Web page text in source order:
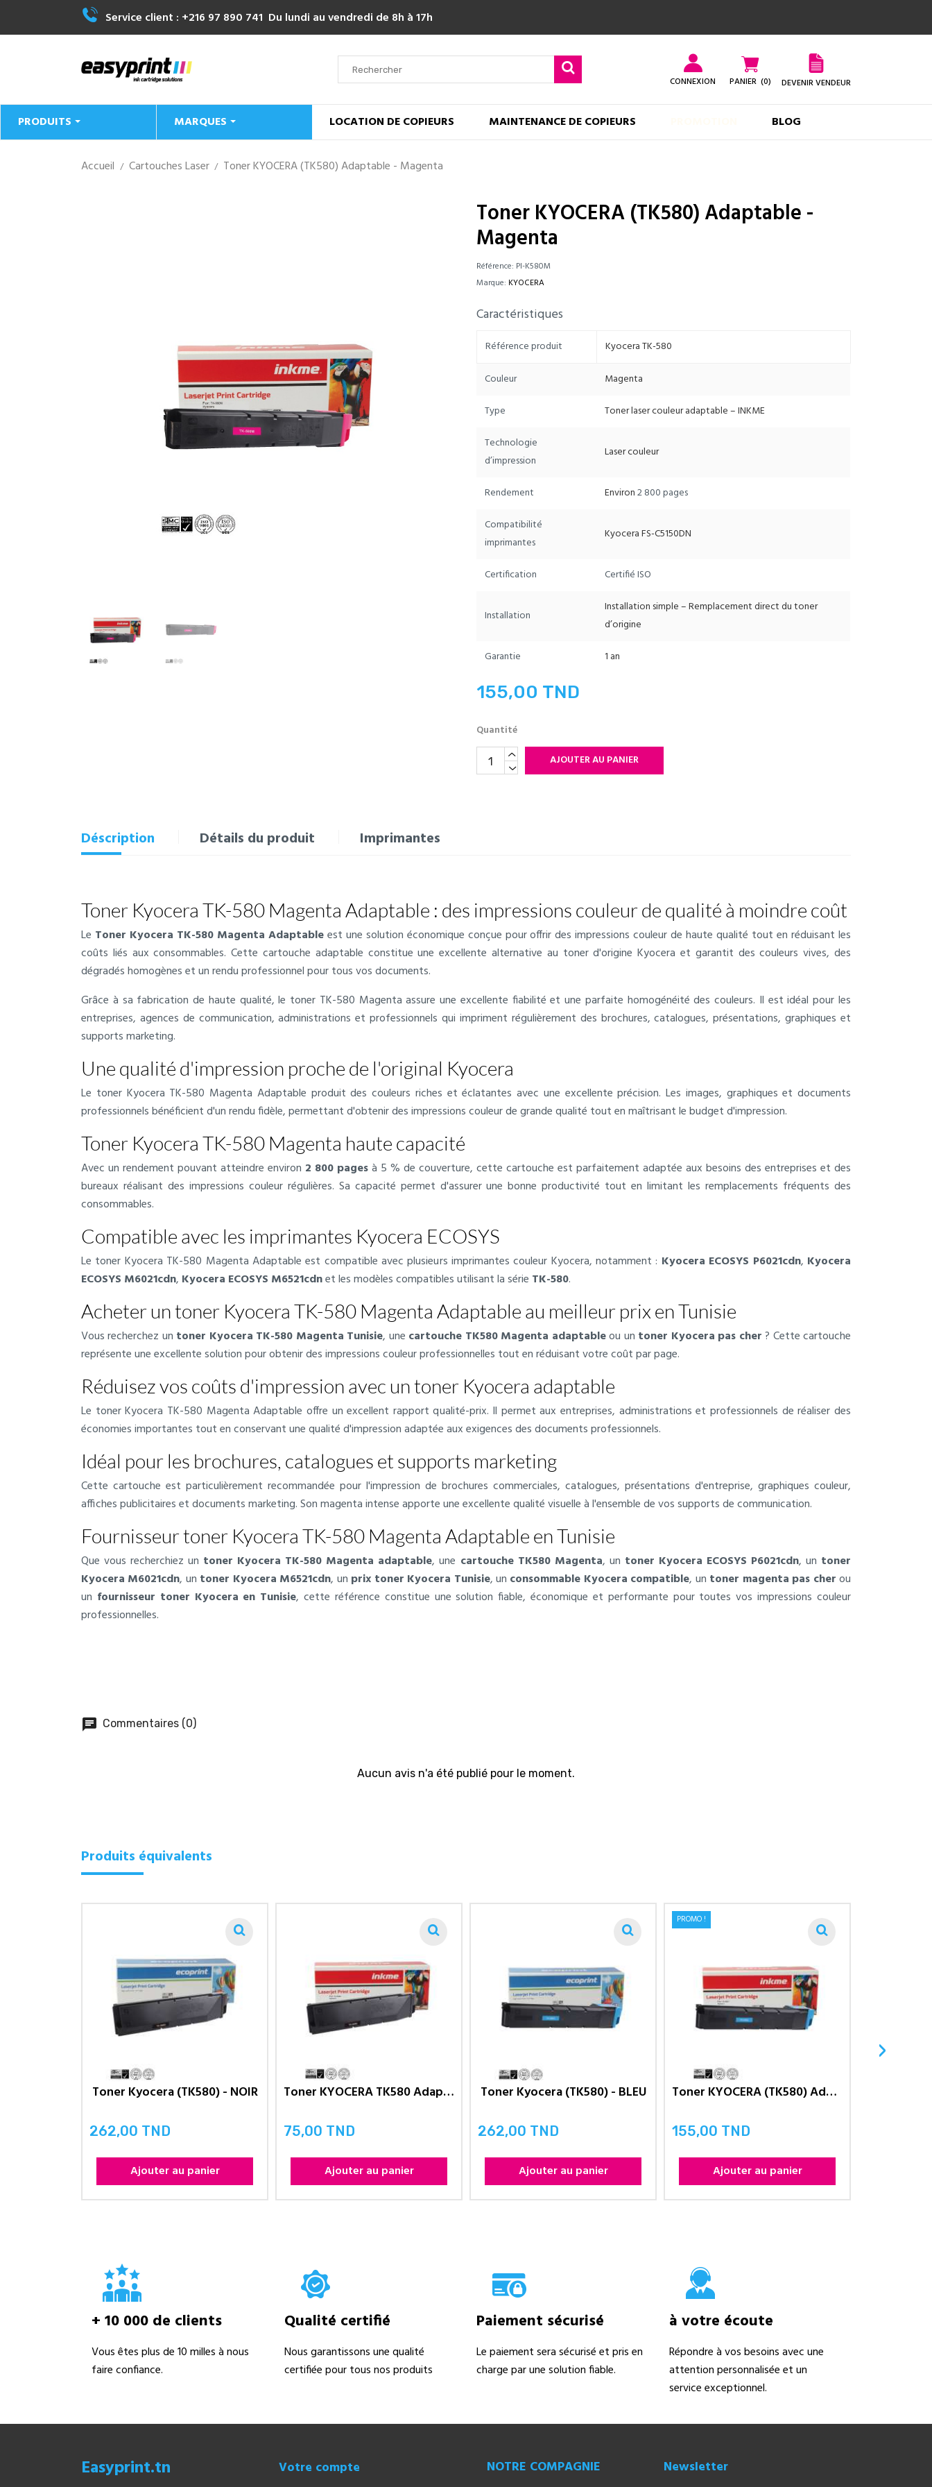
Service client : +216 97 890 741 Du lundi au vendredi de 8h à 17h
CONNEXION PANIER (0) DEVENIR VENDEUR
PRODUITS MARQUES LOCATION DE COPIEURS MAINTENANCE DE COPIEURS BLOG
Accueil Cartouches Laser Toner KYOCERA (TK580) Adaptable - Magenta
Toner KYOCERA (TK580) Adaptable -
Magenta
Référence: PI-K580M
Marque: KYOCERA
Caractéristiques
Référence produit Kyocera TK-580
Couleur
Magenta
Type
Toner laser couleur adaptable – INKME
Technologie
d’impression
Laser couleur
Rendement Environ2 800 pages
Compatibilité
imprimantes
Kyocera FS-C5150DN
Certification Certifié ISO
Installation
Installation simple – Remplacement direct du toner
d’origine
Garantie
1 an
155,00 TND
Quantité
AJOUTER AU PANIER
Déscription Détails du produit Imprimantes
Toner Kyocera TK-580 Magenta Adaptable : des impressions couleur de qualité à moindre coût
Le Toner Kyocera TK-580 Magenta Adaptableest une solution économique conçue pour offrir des impressions couleur de haute qualité tout en réduisant les
coûts liés aux consommables. Cette cartouche adaptable constitue une excellente alternative au toner d'origine Kyocera et garantit des couleurs vives, des
dégradés homogènes et un rendu professionnel pour tous vos documents.
Grâce à sa fabrication de haute qualité, le toner TK-580 Magenta assure une excellente fiabilité et une parfaite homogénéité des couleurs. Il est idéal pour les
entreprises, agences de communication, administrations et professionnels qui impriment régulièrement des brochures, catalogues, présentations, graphiques et
supports marketing.
Une qualité d'impression proche de l'original Kyocera
Le toner Kyocera TK-580 Magenta Adaptable produit des couleurs riches et éclatantes avec une excellente précision. Les images, graphiques et documents
professionnels bénéficient d'un rendu fidèle, permettant d'obtenir des impressions couleur de grande qualité tout en maîtrisant le budget d'impression.
Toner Kyocera TK-580 Magenta haute capacité
Avec un rendement pouvant atteindre environ 2 800 pagesà 5 % de couverture, cette cartouche est parfaitement adaptée aux besoins des entreprises et des
bureaux réalisant des impressions couleur régulières. Sa capacité permet d'assurer une bonne productivité tout en limitant les remplacements fréquents des
consommables.
Compatible avec les imprimantes Kyocera ECOSYS
Le toner Kyocera TK-580 Magenta Adaptable est compatible avec plusieurs imprimantes couleur Kyocera, notamment : Kyocera ECOSYS P6021cdn, Kyocera
ECOSYS M6021cdn, Kyocera ECOSYS M6521cdnet les modèles compatibles utilisant la série TK-580.
Acheter un toner Kyocera TK-580 Magenta Adaptable au meilleur prix en Tunisie
Vous recherchez un toner Kyocera TK-580 Magenta Tunisie, une cartouche TK580 Magenta adaptableou un toner Kyocera pas cher? Cette cartouche
représente une excellente solution pour obtenir des impressions couleur professionnelles tout en réduisant votre coût par page.
Réduisez vos coûts d'impression avec un toner Kyocera adaptable
Le toner Kyocera TK-580 Magenta Adaptable offre un excellent rapport qualité-prix. Il permet aux entreprises, administrations et professionnels de réaliser des
économies importantes tout en conservant une qualité d'impression adaptée aux exigences des documents professionnels.
Idéal pour les brochures, catalogues et supports marketing
Cette cartouche est particulièrement recommandée pour l'impression de brochures commerciales, catalogues, présentations d'entreprise, graphiques couleur,
affiches publicitaires et documents marketing. Son magenta intense apporte une excellente qualité visuelle à l'ensemble de vos supports de communication.
Fournisseur toner Kyocera TK-580 Magenta Adaptable en Tunisie
Que vous recherchiez un toner Kyocera TK-580 Magenta adaptable, une cartouche TK580 Magenta, un toner Kyocera ECOSYS P6021cdn, un toner
Kyocera M6021cdn, un toner Kyocera M6521cdn, un prix toner Kyocera Tunisie, un consommable Kyocera compatible, un toner magenta pas cherou
un fournisseur toner Kyocera en Tunisie, cette référence constitue une solution fiable, économique et performante pour toutes vos impressions couleur
professionnelles.
chat Commentaires (0)
Aucun avis n'a été publié pour le moment.
Produits équivalents
Toner Kyocera (TK580) - NOIR
Prix
262,00 TND
Ajouter au panier
Toner KYOCERA TK580 Adaptable -...
Prix
75,00 TND
Ajouter au panier
Toner Kyocera (TK580) - BLEU
Prix
262,00 TND
Ajouter au panier
Toner KYOCERA (TK580) Adaptable...
Prix
155,00 TND
Ajouter au panier
PROMO !
›
+ 10 000 de clients
Vous êtes plus de 10 milles à nous
faire confiance.
Qualité certifié
Nous garantissons une qualité
certifiée pour tous nos produits
Paiement sécurisé
Le paiement sera sécurisé et pris en
charge par une solution fiable.
à votre écoute
Répondre à vos besoins avec une
attention personnalisée et un
service exceptionnel.
Easyprint.tn Votre compte NOTRE COMPAGNIE Newsletter